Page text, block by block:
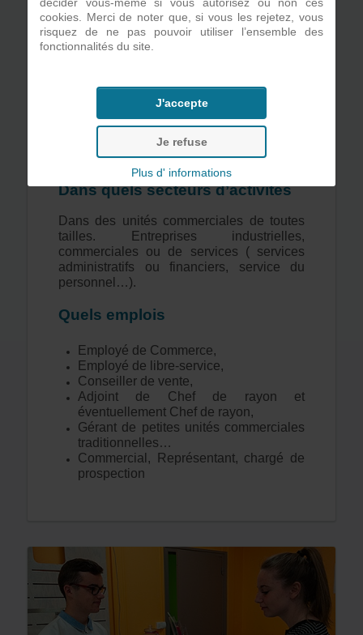
Dans quels secteurs d’activités
Dans des unités commerciales de toutes
tailles. Entreprises industrielles,
commerciales ou de services ( services
administratifs ou financiers, service du
personnel…).
Quels emplois
Employé de Commerce,
Employé de libre-service,
Conseiller de vente,
Adjoint de Chef de rayon et
éventuellement Chef de rayon,
Gérant de petites unités commerciales
traditionnelles…
Commercial, Représentant, chargé de
prospection
cookies. Merci de noter que, si vous les rejetez, vous
risquez de ne pas pouvoir utiliser l’ensemble des
fonctionnalités du site.
J'accepte
Je refuse
Plus d' informations